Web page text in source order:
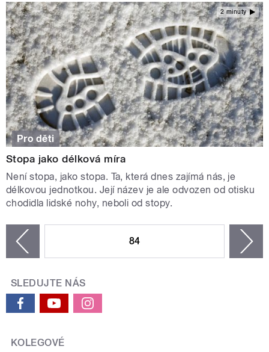
2 minuty
Pro děti
Stopa jako délková míra
Není stopa, jako stopa. Ta, která dnes zajímá nás, je
délkovou jednotkou. Její název je ale odvozen od otisku
chodidla lidské nohy, neboli od stopy.
84
SLEDUJTE NÁS
KOLEGOVÉ